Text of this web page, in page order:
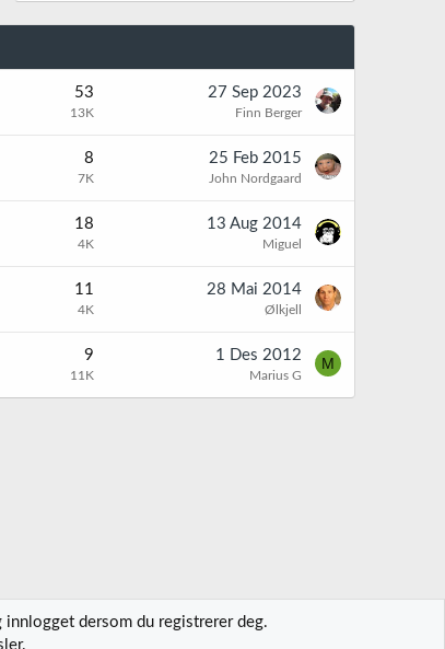
53
13K
27 Sep 2023
Finn Berger
8
7K
25 Feb 2015
John Nordgaard
18
4K
13 Aug 2014
Miguel
11
4K
28 Mai 2014
Ølkjell
9
11K
1 Des 2012
Marius G
M
dersom du registrerer deg.